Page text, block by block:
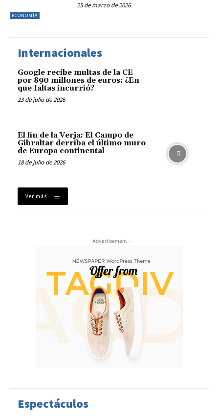
ECONOMÍA
25 de marzo de 2026
Internacionales
Google recibe multas de la CE
por 890 millones de euros: ¿En
que faltas incurrió?
23 de julio de 2026
El fin de la Verja: El Campo de
Gibraltar derriba el último muro
de Europa continental
18 de julio de 2026
Ver más
- Advertisement -
Espectáculos